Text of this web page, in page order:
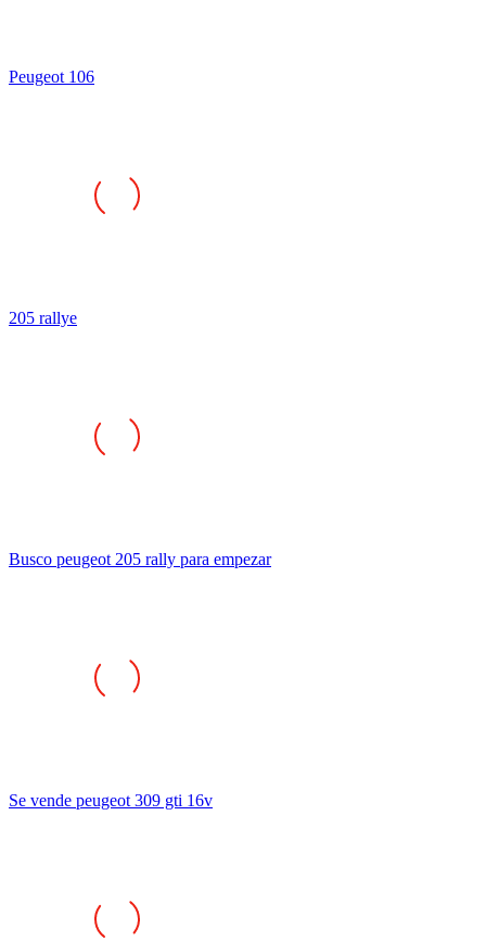
Peugeot 106
205 rallye
Busco peugeot 205 rally para empezar
Se vende peugeot 309 gti 16v